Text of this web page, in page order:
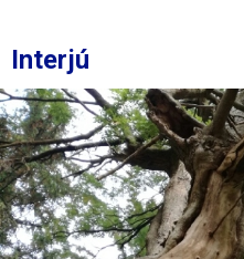
Interjú